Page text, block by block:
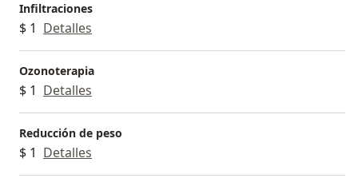
Infiltraciones
$ 1 Detalles
Ozonoterapia
$ 1 Detalles
Reducción de peso
$ 1 Detalles